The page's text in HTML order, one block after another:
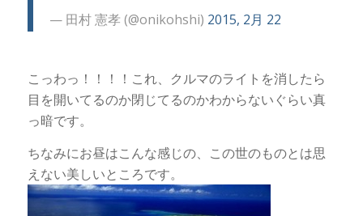
— 田村 憲孝 (@onikohshi) 2015, 2月 22
こっわっ！！！！これ、クルマのライトを消したら
目を開いてるのか閉じてるのかわからないぐらい真
っ暗です。
ちなみにお昼はこんな感じの、この世のものとは思
えない美しいところです。